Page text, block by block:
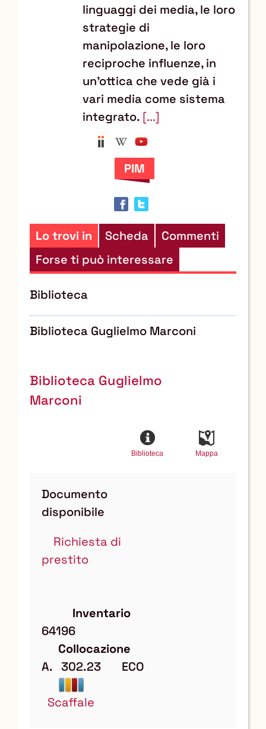
il
documento
risorse
AnobiiWikipedia
linguaggi dei media, le loro
strategie di
manipolazione, le loro
reciproche influenze, in
un’ottica che vede già i
vari media come sistema
integrato. [...]
Lo trovi in Scheda
Commenti
Forse ti può interessare
Biblioteca
Biblioteca Guglielmo Marconi
Biblioteca Guglielmo
Marconi
Mappa
Biblioteca
Documento
disponibile
Richiesta di
prestito
Inventario
64196
Collocazione
A.   302.23       ECO
Scaffale